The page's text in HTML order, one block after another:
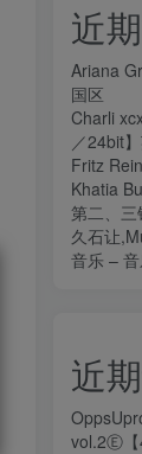
近
Ariana
国区
Charli
／24bit
Fritz
Khatia
第二、三
久石让
音乐 –
近
vol.2Ⓔ【